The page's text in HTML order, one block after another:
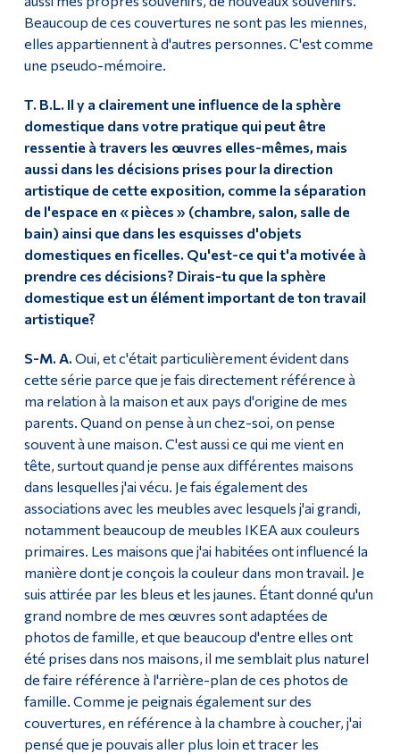
Beaucoup de ces couvertures ne sont pas les miennes,
elles appartiennent à d'autres personnes. C'est comme
une pseudo-mémoire.
T. B.L. Il y a clairement une influence de la sphère
domestique dans votre pratique qui peut être
ressentie à travers les œuvres elles-mêmes, mais
aussi dans les décisions prises pour la direction
artistique de cette exposition, comme la séparation
de l'espace en « pièces » (chambre, salon, salle de
bain) ainsi que dans les esquisses d'objets
domestiques en ficelles. Qu'est-ce qui t'a motivée à
prendre ces décisions? Dirais-tu que la sphère
domestique est un élément important de ton travail
artistique?
S-M. A. Oui, et c'était particulièrement évident dans
cette série parce que je fais directement référence à
ma relation à la maison et aux pays d'origine de mes
parents. Quand on pense à un chez-soi, on pense
souvent à une maison. C'est aussi ce qui me vient en
tête, surtout quand je pense aux différentes maisons
dans lesquelles j'ai vécu. Je fais également des
associations avec les meubles avec lesquels j'ai grandi,
notamment beaucoup de meubles IKEA aux couleurs
primaires. Les maisons que j'ai habitées ont influencé la
manière dont je conçois la couleur dans mon travail. Je
suis attirée par les bleus et les jaunes. Étant donné qu'un
grand nombre de mes œuvres sont adaptées de
photos de famille, et que beaucoup d'entre elles ont
été prises dans nos maisons, il me semblait plus naturel
de faire référence à l'arrière-plan de ces photos de
famille. Comme je peignais également sur des
couvertures, en référence à la chambre à coucher, j'ai
pensé que je pouvais aller plus loin et tracer les